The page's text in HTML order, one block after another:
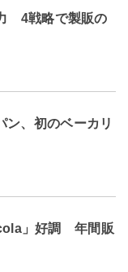
4戦略で製販の
ン、初のベーカリ
」好調 年間販